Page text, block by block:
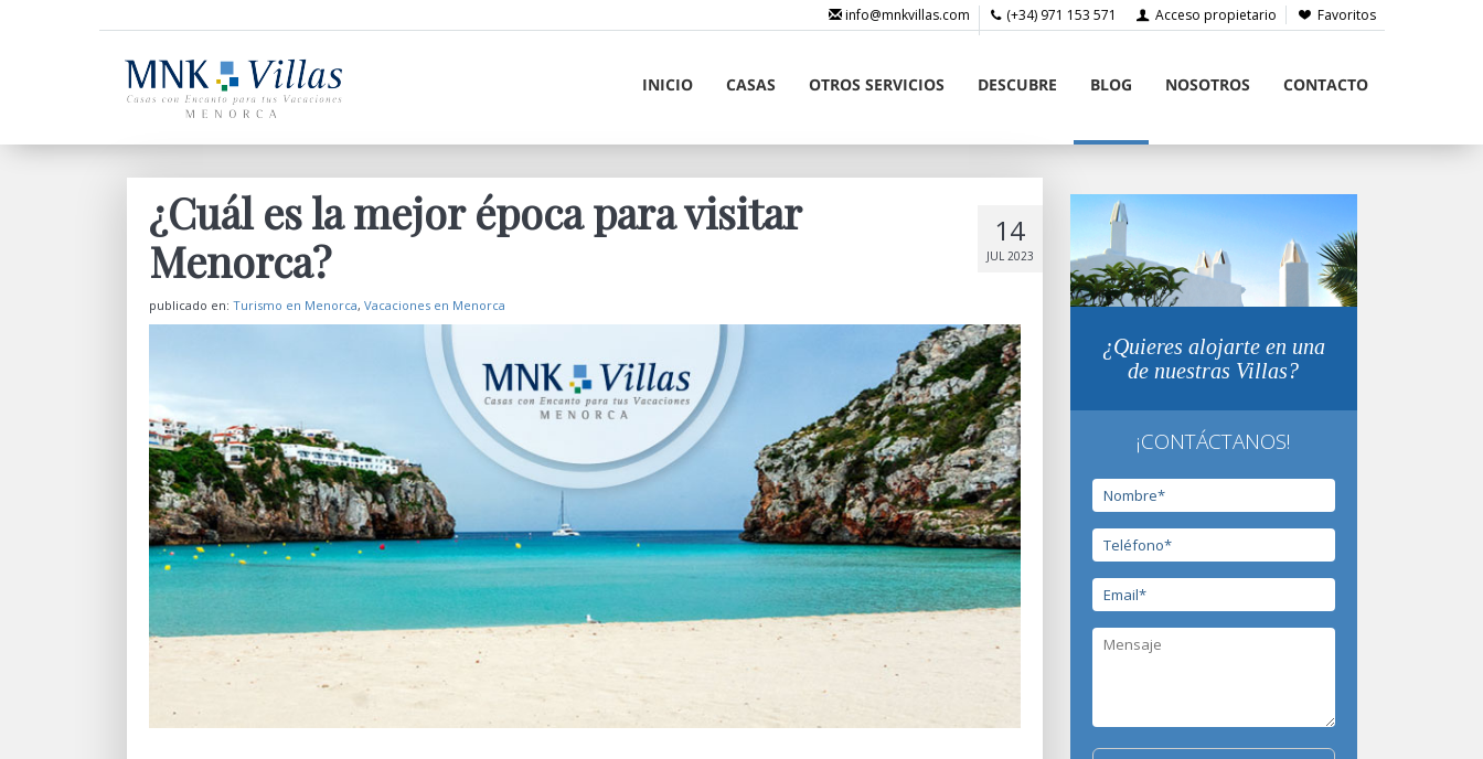
Favoritos
Acceso propietario
(+34) 971 153 571
info@mnkvillas.com
INICIO CASAS OTROS SERVICIOS DESCUBRE BLOG NOSOTROS CONTACTO
14
JUL 2023
¿Cuál es la mejor época para visitar
Menorca?
publicado en: Turismo en Menorca, Vacaciones en Menorca
¿Quieres alojarte en una
de nuestras Villas?
¡CONTÁCTANOS!